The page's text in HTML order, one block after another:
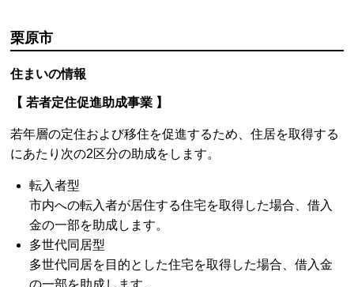
TEL：0225-82-1111（内線1232）
URL／http://www.city.higashimatsushima.miyagi.jp/
住まいの情報
【 大崎市住宅新築移住支援事業 】
大崎市では市外から市内への若者世帯の定住促進を目的と
し、移住する若者世帯に対して、移住に係る費用の軽減を
はかるため、予算の範囲内で大崎市住宅新築移住支援事業
の補助金を交付しています。